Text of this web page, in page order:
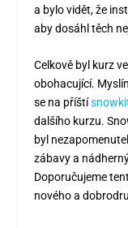
a bylo vidět, že
aby dosáhl těch
Celkově byl kurz
obohacující.
se na příští
dalšího kurzu.
byl
zábavy a
Doporučujeme
nového a